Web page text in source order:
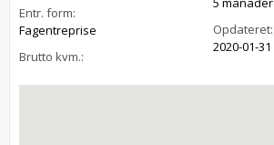
Entr. form:
Fagentreprise
Brutto kvm.:
Opdateret:
2020-01-31